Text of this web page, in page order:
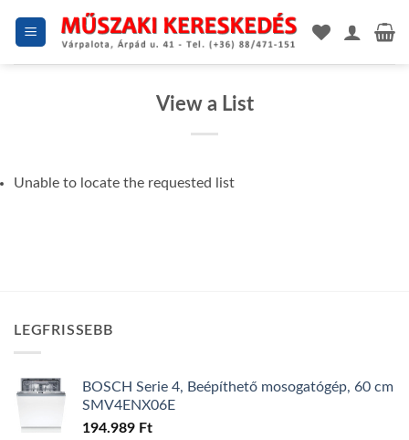
View a List
Unable to locate the requested list
LEGFRISSEBB
BOSCH Serie 4, Beépíthető mosogatógép, 60 cm
SMV4ENX06E
194.989 Ft